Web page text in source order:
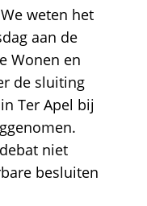
weten het
aan de
Wonen en
de sluiting
Ter Apel bij
niet
besluiten